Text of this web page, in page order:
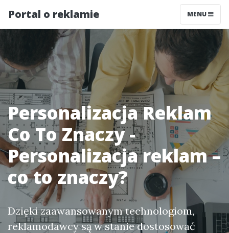
Portal o reklamie MENU
Personalizacja Reklam
Co To Znaczy -
Personalizacja reklam –
co to znaczy?
Dzięki zaawansowanym technologiom,
reklamodawcy są w stanie dostosować